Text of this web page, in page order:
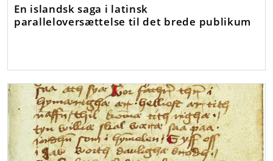
En islandsk saga i latinsk
paralleloversættelse til det brede publikum